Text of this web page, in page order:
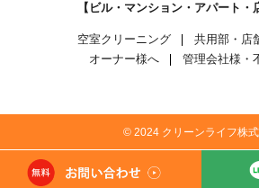
【ビル・マンション・アパート・
空室クリーニング
共用部・店
オーナー様へ
管理会社様・
© 2024 クリーンライフ株